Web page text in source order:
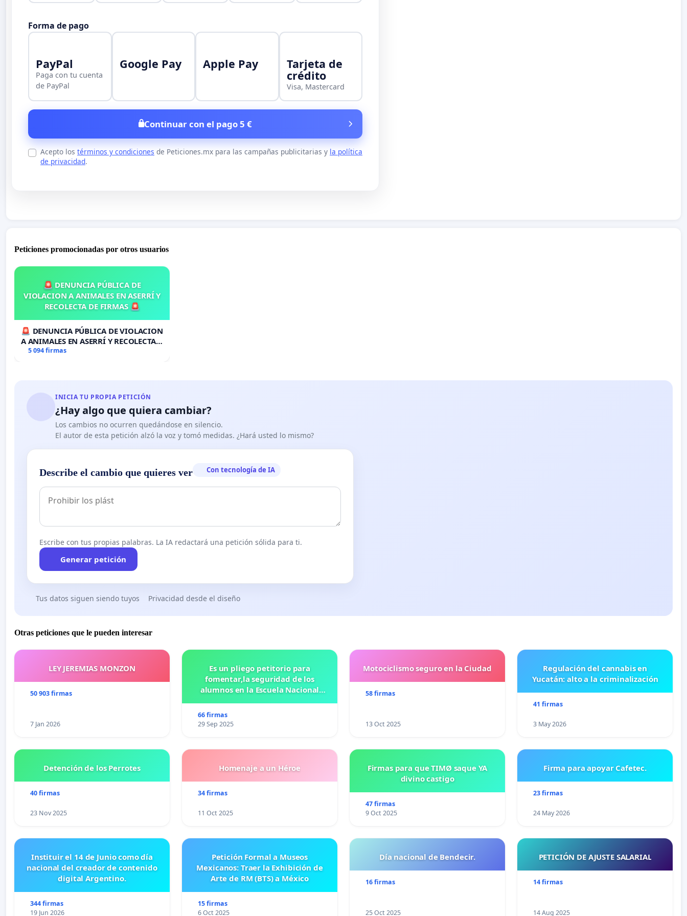
Forma de pago
PayPal
Paga con tu cuenta
de PayPal
Google Pay Apple Pay Tarjeta de
crédito
Visa, Mastercard
Continuar con el pago 5 €
Acepto los términos y condiciones de Peticiones.mx para las campañas publicitarias y la política
de privacidad.
Peticiones promocionadas por otros usuarios
🚨 DENUNCIA PÚBLICA DE
VIOLACION A ANIMALES EN ASERRÍ Y
RECOLECTA DE FIRMAS 🚨
🚨 DENUNCIA PÚBLICA DE VIOLACION
A ANIMALES EN ASERRÍ Y RECOLECTA
DE FIRMAS 🚨
5 094 firmas
INICIA TU PROPIA PETICIÓN
¿Hay algo que quiera cambiar?
Los cambios no ocurren quedándose en silencio.
El autor de esta petición alzó la voz y tomó medidas. ¿Hará usted lo mismo?
Describe el cambio que quieres ver Con tecnología de IA
Escribe con tus propias palabras. La IA redactará una petición sólida para ti.
Generar petición
Tus datos siguen siendo tuyos Privacidad desde el diseño
Otras peticiones que le pueden interesar
LEY JEREMIAS MONZON
50 903 firmas
7 Jan 2026
Es un pliego petitorio para
fomentar,la seguridad de los
alumnos en la Escuela Nacional
66 firmas
29 Sep 2025
Motociclismo seguro en la Ciudad
58 firmas
13 Oct 2025
Regulación del cannabis en
Yucatán: alto a la criminalización
41 firmas
3 May 2026
Detención de los Perrotes
40 firmas
23 Nov 2025
Homenaje a un Héroe
34 firmas
11 Oct 2025
Firmas para que TIMØ saque YA
divino castigo
47 firmas
9 Oct 2025
Firma para apoyar Cafetec.
23 firmas
24 May 2026
Instituir el 14 de Junio como día
nacional del creador de contenido
digital Argentino.
344 firmas
19 Jun 2026
Petición Formal a Museos
Mexicanos: Traer la Exhibición de
Arte de RM (BTS) a México
15 firmas
6 Oct 2025
Día nacional de Bendecir.
16 firmas
25 Oct 2025
PETICIÓN DE AJUSTE SALARIAL
14 firmas
14 Aug 2025